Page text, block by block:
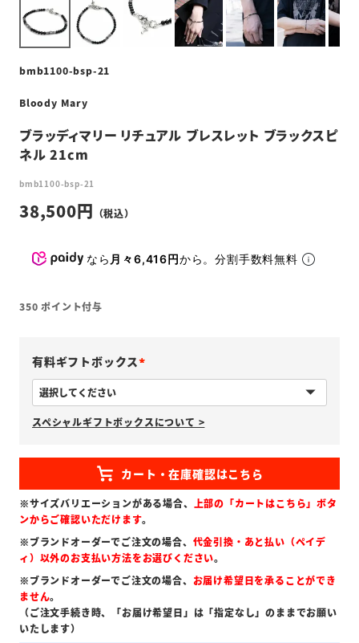
bmb1100-bsp-21
Bloody Mary
ブラッディマリー リチュアル ブレスレット ブラックスピ
ネル 21cm
bmb1100-bsp-21
38,500
なら 月々6,416円から。分割手数料無料
350 ポイント付与
有料ギフトボックス
必
須
)
スペシャルギフトボックスについて >
※サイズバリエーションがある場合、 上部の「カートはこちら」ボタ
ンからご確認いただけます。
※ブランドオーダーでご注文の場合、 代金引換・あと払い（ペイデ
ィ）以外のお支払い方法をお選びください。
※ブランドオーダーでご注文の場合、 お届け希望日を承ることができ
ません。
（ご注文手続き時、「お届け希望日」は「指定なし」のままでお願い
いたします）